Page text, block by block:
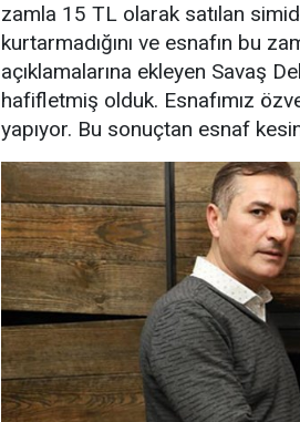
zamla 15 TL olarak satılan
kurtarmadığını ve esnafın bu
açıklamalarına ekleyen Savaş
hafifletmiş olduk. Esnafımız
yapıyor. Bu sonuçtan esnaf